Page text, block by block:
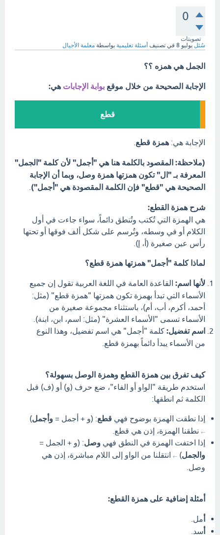
0
تصويتات
سُئل يوليو 8 في تصنيف أسئلة تعليمية بواسطة معلمة الأجيال
الجمل هي همزه ؟؟
الإجابة الصحيحة من خلال موقع بوابة الإجابات هي:
قطع
الإجابة هي: همزة قطع
(ملاحظة: المقصود بالكلمة هنا هي "أجمل" لأن كلمة "الجمل"
المعرفة بـ "ال" تكون همزتها همزة وصل، وبما أن الإجابة
الصحيحة هي "قطع" فإن الكلمة المقصودة هي "أجمل")
شرح همزة القطع:
هي الهمزة التي تُكتب وتُنطق دائماً، سواء جاءت في أول
الكلام أو في وسطه، وتُرسم على شكل ألف فوقها أو تحتها
رأس عين صغيرة (أ، إ).
لماذا كلمة "أجمل" همزتها همزة قطع؟
لأنها اسم: القاعدة العامة في اللغة العربية تقول إن جميع
الأسماء التي تبدأ بهمزة تكون همزتها "همزة قطع" (مثل:
أحمد، أكرم، أب، أم)، باستثناء مجموعة صغيرة من
الأسماء تسمى "الأسماء العشرة" (مثل: اسم، ابن، ابنة).
اسم تفضيل: كلمة "أجمل" هي اسم تفضيل، وهذا النوع
من الأسماء يبدأ دائماً بهمزة قطع.
كيف تفرق بين همزة القطع وهمزة الوصل بسهولة؟
استخدم طريقة "الواو أو الفاء"، ضع حرف (و) أو (ف) قبل
الكلمة ثم انطقها:
إذا نطقت الهمزة بوضوح فهي قطع: (و + أجمل = وأجمل)
نطقنا الهمزة، إذن هي قطع.
إذا اختفت الهمزة في النطق فهي وصل: (و + الجمل =
والجمل)
انتقلنا من الواو إلى اللام مباشرة، إذن هي
وصل.
أمثلة إضافية على همزة القطع:
أمل.
أسد.